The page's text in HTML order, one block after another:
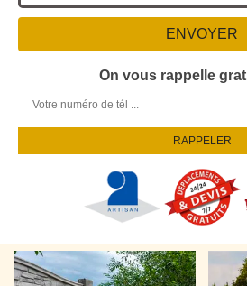
On vous rappelle